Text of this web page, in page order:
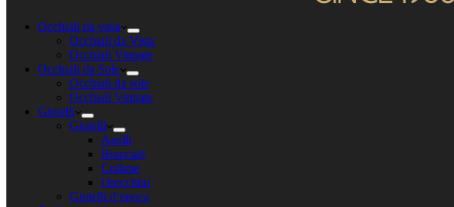
Occhiali da vista
Occhiali da Vista
Occhiali Vintage
Occhiali da Sole
Occhiali da sole
Occhiali Vintage
Gioielli
Gioielli
Anelli
Bracciali
Collane
Orecchini
Gioielli d’epoca